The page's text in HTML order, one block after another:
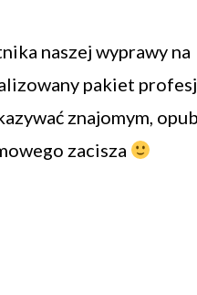
naszej wyprawy na
pakiet
znajomym,
zacisza